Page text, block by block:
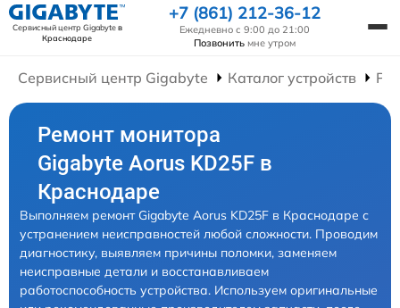
Сервисный центр Gigabyteв
Краснодаре
+7 (861) 212-36-12
Ежедневно с 9:00 до 21:00
Позвонить мне утром
Сервисный центр Gigabyte Каталог устройств
Ремонт монитора
Gigabyte Aorus KD25F в
Краснодаре
Выполняем ремонт Gigabyte Aorus KD25F в Краснодаре с
устранением неисправностей любой сложности. Проводим
диагностику, выявляем причины поломки, заменяем
неисправные детали и восстанавливаем
работоспособность устройства. Используем оригинальные